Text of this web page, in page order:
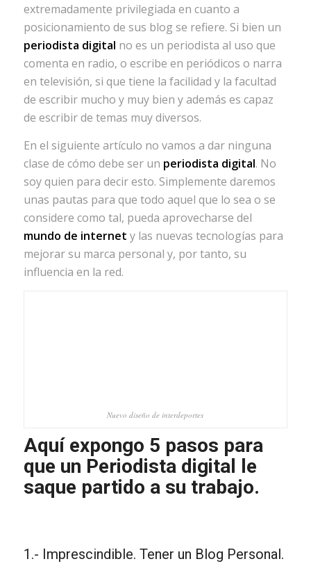
extremadamente privilegiada en cuanto a
posicionamiento de sus blog se refiere. Si bien un
periodista digital no es un periodista al uso que
comenta en radio, o escribe en periódicos o narra
en televisión, si que tiene la facilidad y la facultad
de escribir mucho y muy bien y además es capaz
de escribir de temas muy diversos.
En el siguiente artículo no vamos a dar ninguna
clase de cómo debe ser un periodista digital. No
soy quien para decir esto. Simplemente daremos
unas pautas para que todo aquel que lo sea o se
considere como tal, pueda aprovecharse del
mundo de internet y las nuevas tecnologías para
mejorar su marca personal y, por tanto, su
influencia en la red.
Nuevo diseño de interdeportes
Aquí expongo 5 pasos para
que un Periodista digital le
saque partido a su trabajo.
1.- Imprescindible. Tener un Blog Personal.